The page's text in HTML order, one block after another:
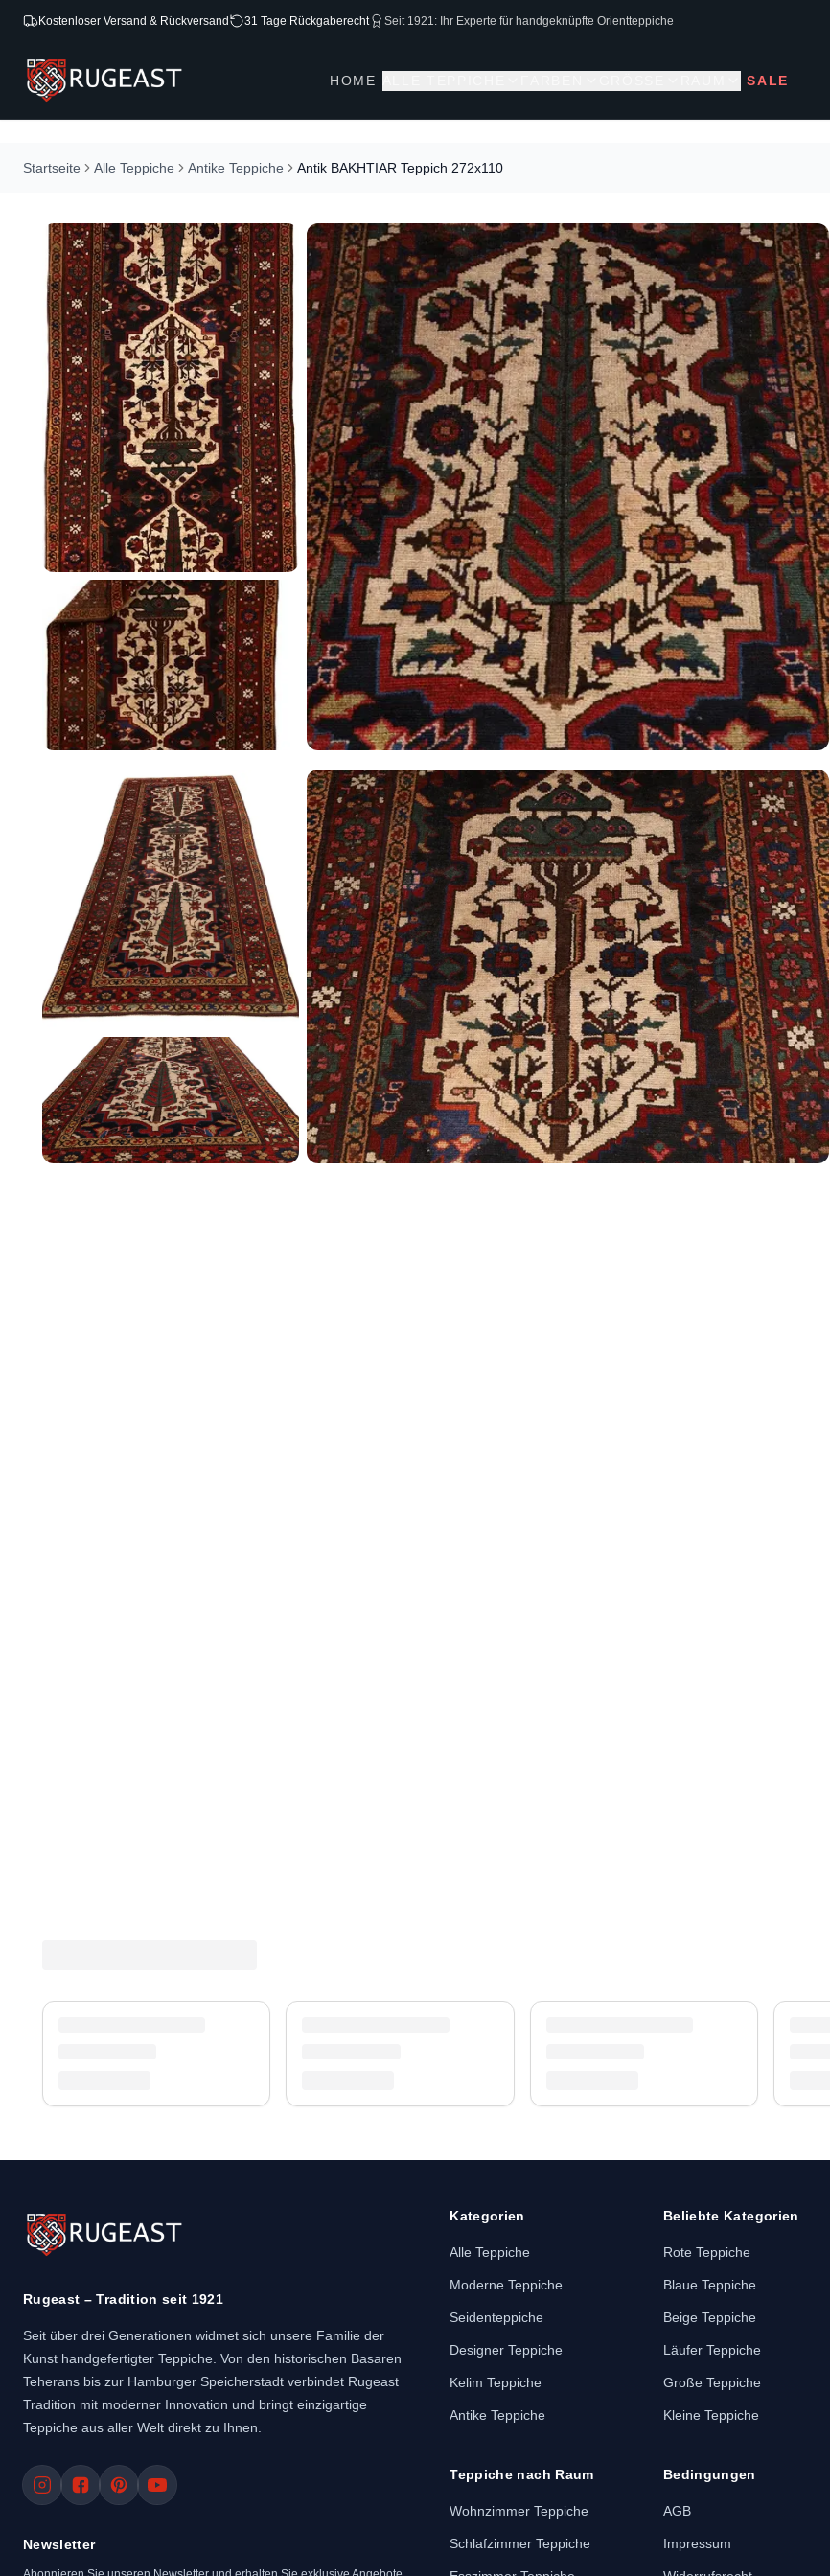
Kostenloser Versand & Rückversand 31 Tage Rückgaberecht Seit 1921: Ihr Experte für handgeknüpfte Orientteppiche
HOME SALE
Startseite Alle Teppiche Antike Teppiche Antik BAKHTIAR Teppich 272x110
Rugeast – Tradition seit 1921
Seit über drei Generationen widmet sich unsere Familie der
Kunst handgefertigter Teppiche. Von den historischen Basaren
Teherans bis zur Hamburger Speicherstadt verbindet Rugeast
Tradition mit moderner Innovation und bringt einzigartige
Teppiche aus aller Welt direkt zu Ihnen.
Newsletter
Kategorien
Alle Teppiche
Moderne Teppiche
Seidenteppiche
Designer Teppiche
Kelim Teppiche
Antike Teppiche
Beliebte Kategorien
Rote Teppiche
Blaue Teppiche
Beige Teppiche
Läufer Teppiche
Große Teppiche
Kleine Teppiche
Teppiche nach Raum
Wohnzimmer Teppiche
Schlafzimmer Teppiche
Bedingungen
AGB
Impressum